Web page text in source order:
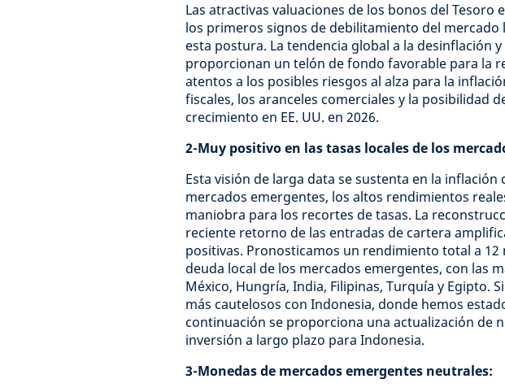
Las atractivas valuaciones de los bonos del Tesoro
los primeros signos de debilitamiento del
esta postura. La tendencia global a la desinflación
proporcionan un telón de fondo favorable para la
atentos a los posibles riesgos al alza para la
fiscales, los aranceles comerciales y la posibilidad
crecimiento en EE. UU. en 2026.
2-Muy positivo en las tasas locales de los
Esta visión de larga data se sustenta en la
mercados emergentes, los altos rendimientos
maniobra para los recortes de tasas. La
reciente retorno de las entradas de cartera
positivas. Pronosticamos un rendimiento total a 12
deuda local de los mercados emergentes, con las
México, Hungría, India, Filipinas, Turquía y Egipto.
más cautelosos con Indonesia, donde hemos
continuación se proporciona una actualización de
inversión a largo plazo para Indonesia.
3-Monedas de mercados emergentes neutrales: